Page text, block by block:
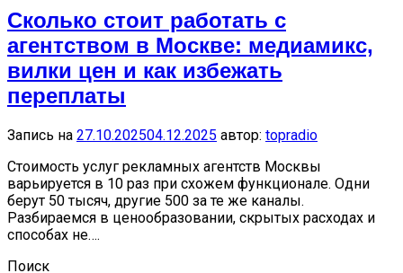
Сколько стоит работать с
агентством в Москве: медиамикс,
вилки цен и как избежать
переплаты
Запись на 27.10.202504.12.2025 автор: topradio
Стоимость услуг рекламных агентств Москвы
варьируется в 10 раз при схожем функционале. Одни
берут 50 тысяч, другие 500 за те же каналы.
Разбираемся в ценообразовании, скрытых расходах и
способах не….
Поиск